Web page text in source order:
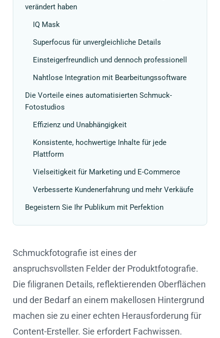
verändert haben
IQ Mask
Superfocus für unvergleichliche Details
Einsteigerfreundlich und dennoch professionell
Nahtlose Integration mit Bearbeitungssoftware
Die Vorteile eines automatisierten Schmuck-
Fotostudios
Effizienz und Unabhängigkeit
Konsistente, hochwertige Inhalte für jede
Plattform
Vielseitigkeit für Marketing und E-Commerce
Verbesserte Kundenerfahrung und mehr Verkäufe
Begeistern Sie Ihr Publikum mit Perfektion
Schmuckfotografie ist eines der
anspruchsvollsten Felder der Produktfotografie.
Die filigranen Details, reflektierenden Oberflächen
und der Bedarf an einem makellosen Hintergrund
machen sie zu einer echten Herausforderung für
Content-Ersteller. Sie erfordert Fachwissen.